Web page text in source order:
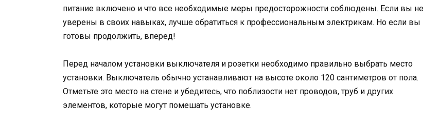
питание включено и что все необходимые меры предосторожности соблюдены. Если вы не
уверены в своих навыках, лучше обратиться к профессиональным электрикам. Но если вы
готовы продолжить, вперед!
Перед началом установки выключателя и розетки необходимо правильно выбрать место
установки. Выключатель обычно устанавливают на высоте около 120 сантиметров от пола.
Отметьте это место на стене и убедитесь, что поблизости нет проводов, труб и других
элементов, которые могут помешать установке.